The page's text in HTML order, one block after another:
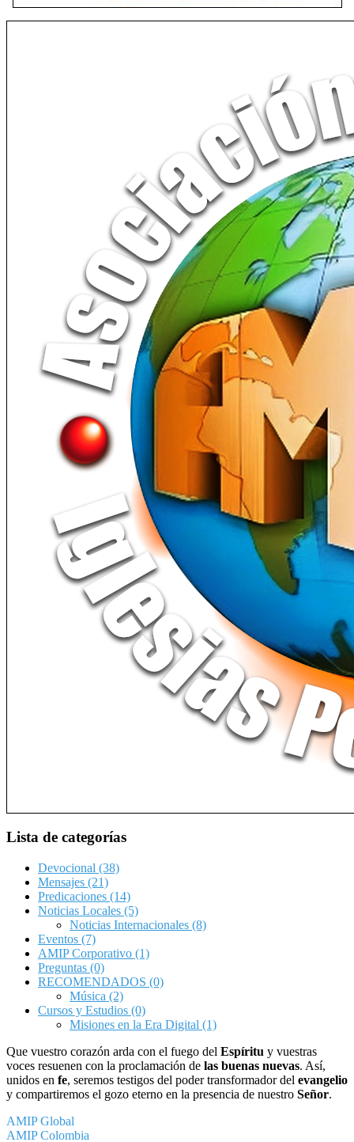
Lista de categorías
Devocional (38)
Mensajes (21)
Predicaciones (14)
Noticias Locales (5)
Noticias Internacionales (8)
Eventos (7)
AMIP Corporativo (1)
Preguntas (0)
RECOMENDADOS (0)
Música (2)
Cursos y Estudios (0)
Misiones en la Era Digital (1)
Que vuestro corazón arda con el fuego del Espíritu y vuestras
voces resuenen con la proclamación de las buenas nuevas. Así,
unidos en fe, seremos testigos del poder transformador del evangelio
y compartiremos el gozo eterno en la presencia de nuestro Señor.
AMIP Global
AMIP Colombia